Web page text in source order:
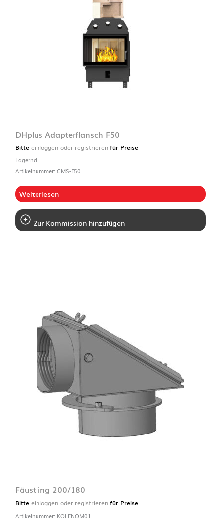
DHplus Adapterflansch F50
Bitte einloggen oder registrieren für Preise
Lagernd
Artikelnummer: CMS-F50
Weiterlesen
Zur Kommission hinzufügen
Fäustling 200/180
Bitte einloggen oder registrieren für Preise
Artikelnummer: KOLENOM01